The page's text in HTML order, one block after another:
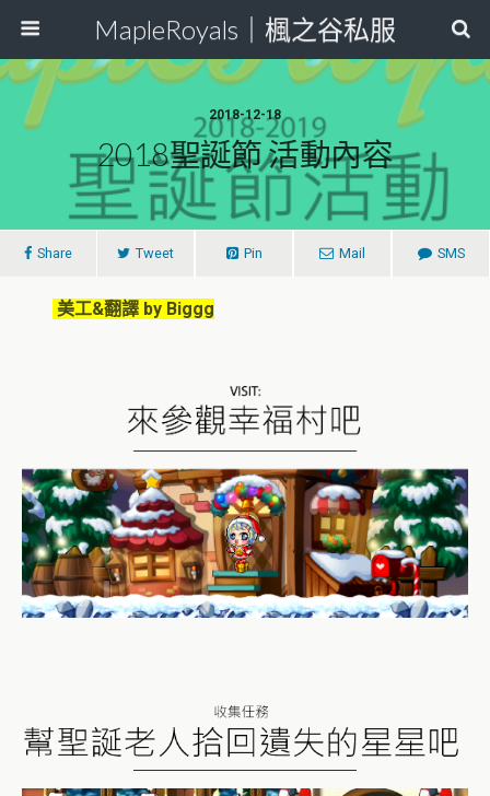
MapleRoyals｜楓之谷私服
2018-12-18
2018聖誕節 活動內容
Share Tweet Pin Mail SMS
美工&翻譯 by Biggg